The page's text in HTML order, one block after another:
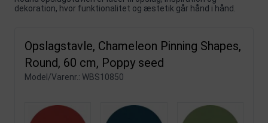
dekoration, hvor funktionalitet og æstetik går hånd i hånd.
Opslagstavle, Chameleon Pinning Shapes,
Round, 60 cm, Poppy seed
Model/Varenr.: WBS10850